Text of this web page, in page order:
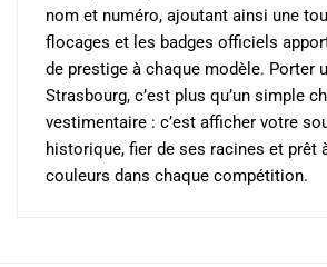
nom et numéro, ajoutant ainsi une
flocages et les badges officiels
de prestige à chaque modèle. Porter
Strasbourg, c’est plus qu’un simple
vestimentaire : c’est afficher votre
historique, fier de ses racines et prêt
couleurs dans chaque compétition.